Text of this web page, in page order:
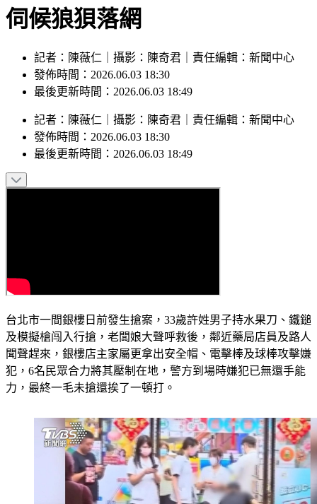
伺候狼狽落網
記者：陳薇仁｜攝影：陳奇君｜責任編輯：新聞中心
發佈時間：2026.06.03 18:30
最後更新時間：2026.06.03 18:49
記者 ： 陳薇仁 攝影 ： 陳奇君 責任編輯 ： 新聞中心
發佈時間： 2026.06.03 18:30
最後更新時間： 2026.06.03 18:49
台北市一間銀樓日前發生搶案，33歲許姓男子持水果刀、鐵鎚
及模擬槍闯入行搶，老闆娘大聲呼救後，鄰近藥局店員及路人
聞聲趕來，銀樓店主家屬更拿出安全帽、電擊棒及球棒攻擊嫌
犯，6名民眾合力將其壓制在地，警方到場時嫌犯已無還手能
力，最終一毛未搶還挨了一頓打。